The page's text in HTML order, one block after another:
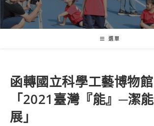
選單
函轉國立科學工藝博物
「2021臺灣『能』─潔
展」